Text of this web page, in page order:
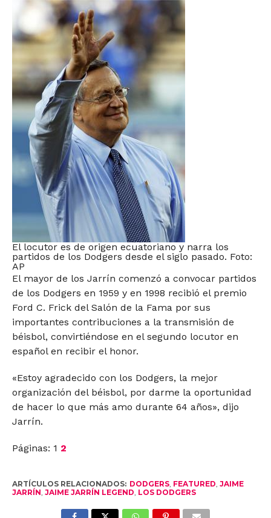
El locutor es de origen ecuatoriano y narra los
partidos de los Dodgers desde el siglo pasado. Foto:
AP
El mayor de los Jarrín comenzó a convocar partidos
de los Dodgers en 1959 y en 1998 recibió el premio
Ford C. Frick del Salón de la Fama por sus
importantes contribuciones a la transmisión de
béisbol, convirtiéndose en el segundo locutor en
español en recibir el honor.
«Estoy agradecido con los Dodgers, la mejor
organización del béisbol, por darme la oportunidad
de hacer lo que más amo durante 64 años», dijo
Jarrín.
Páginas: 1 2
ARTÍCULOS RELACIONADOS: DODGERS, FEATURED, JAIME
JARRÍN, JAIME JARRÍN LEGEND, LOS DODGERS